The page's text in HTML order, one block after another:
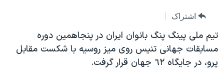
جهش
جستجوویژه برنامه‌ها
ویدیوها
۲۵۰سالگی آمریکا
بایگانی برنامه‌های تلویزیونی
فرکانس‌های صدای آمریکا
یادگیری زبان انگلیسی
اشتراک
تیم ملی پینگ پنگ بانوان ایران در پنجاهمین دوره
مسابقات جهانی تنیس روی میز روسیه با شکست مقابل
پرو، در جایگاه ٦٢ جهان قرار گرفت.